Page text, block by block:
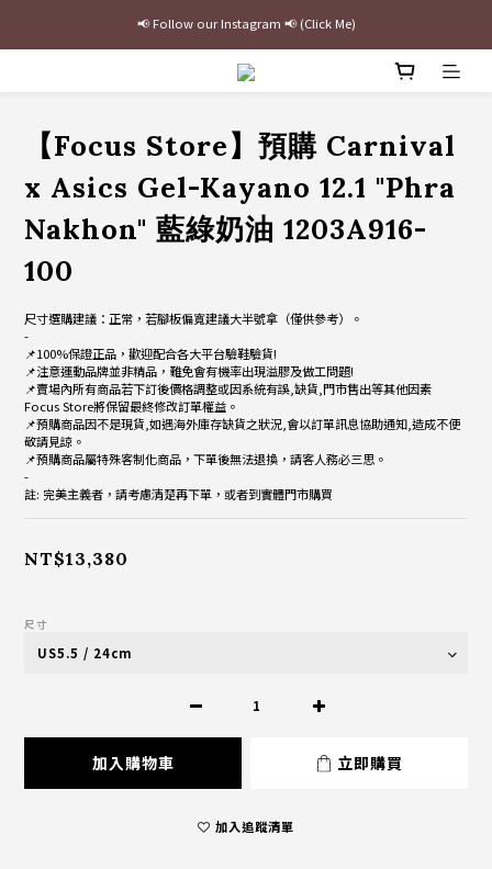
最新三方聯名倒鉤，火熱預購接單中🔥
加入官網會員即贈$100購物金
【Focus Store】預購 Carnival
x Asics Gel-Kayano 12.1 "Phra
Nakhon" 藍綠奶油 1203A916-
100
尺寸選購建議：正常，若腳板偏寬建議大半號拿（僅供參考）。
-
📌100%保證正品，歡迎配合各大平台驗鞋驗貨!
📌注意運動品牌並非精品，難免會有機率出現溢膠及做工問題!
📌賣場內所有商品若下訂後價格調整或因系統有誤,缺貨,門市售出等其他因素
Focus Store將保留最終修改訂單權益。
📌預購商品因不是現貨,如遇海外庫存缺貨之狀況,會以訂單訊息協助通知,造成不便
敬請見諒。
📌預購商品屬特殊客制化商品，下單後無法退換，請客人務必三思。
-
註: 完美主義者，請考慮清楚再下單，或者到實體門市購買
NT$13,380
尺寸
加入購物車 立即購買
加入追蹤清單